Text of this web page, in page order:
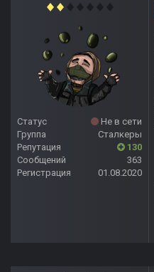
Статус
Не в сети
Группа
Сталкеры
Репутация
130
Сообщений
363
Регистрация
01.08.2020